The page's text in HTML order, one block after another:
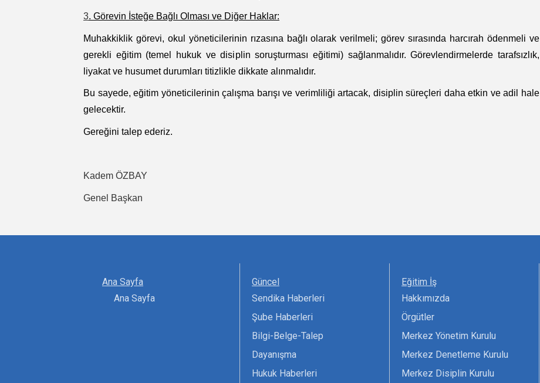
3. Görevin İsteğe Bağlı Olması ve Diğer Haklar:
Muhakkiklik görevi, okul yöneticilerinin rızasına bağlı olarak verilmeli; görev sırasında harcırah ödenmeli ve
gerekli eğitim (temel hukuk ve disiplin soruşturması eğitimi) sağlanmalıdır. Görevlendirmelerde tarafsızlık,
liyakat ve husumet durumları titizlikle dikkate alınmalıdır.
Bu sayede, eğitim yöneticilerinin çalışma barışı ve verimliliği artacak, disiplin süreçleri daha etkin ve adil hale
gelecektir.
Gereğini talep ederiz.
​​​​​Kadem ÖZBAY
Genel Başkan
Ana Sayfa
Ana Sayfa
Güncel
Sendika Haberleri
Şube Haberleri
Bilgi-Belge-Talep
Dayanışma
Hukuk Haberleri
Eğitim İş
Hakkımızda
Örgütler
Merkez Yönetim Kurulu
Merkez Denetleme Kurulu
Merkez Disiplin Kurulu